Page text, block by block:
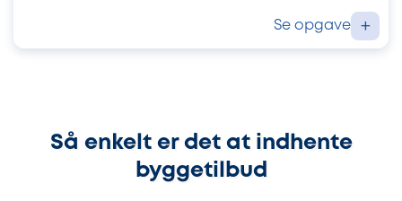
Se opgave +
Så enkelt er det at indhente
byggetilbud